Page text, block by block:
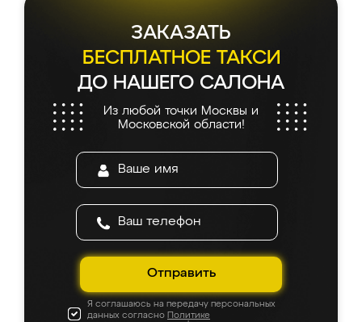
ЗАКАЗАТЬ
БЕСПЛАТНОЕ ТАКСИ
ДО НАШЕГО САЛОНА
Из любой точки Москвы и
Московской области!
Отправить
Я соглашаюсь на передачу персональных
данных согласно Политике